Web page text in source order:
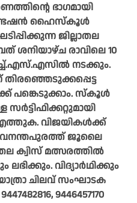
ഭാഗമായി
ഹൈസ്‌കൂൾ
ജില്ലാതല
ശനിയാഴ്ച രാവിലെ 10
നടക്കും.
പങ്കെടുക്കാം. സ്‌കൂൾ
എത്തുക. വിജയികൾക്ക്
ജൂലൈ
ക്വിസ് മത്സരത്തിൽ
വിദ്യാർഥിക്കും
ചിലവ് സംഘാടക
9446457170